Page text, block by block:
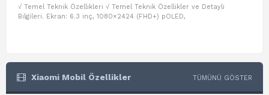
√ Temel Teknik Özellikleri √ Temel Teknik Özellikler ve Detaylı
Bilgileri. Ekran: 6.3 inç, 1080×2424 (FHD+) pOLED,
Xiaomi Mobil Özellikler TÜMÜNÜ GÖSTER